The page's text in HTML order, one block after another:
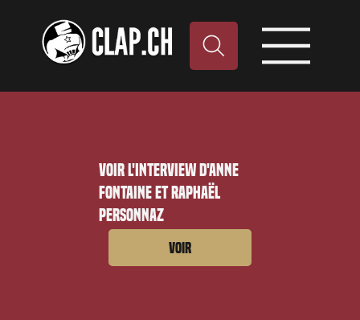
Voir l'interview d'Anne
Fontaine et Raphaël
Personnaz
Voir